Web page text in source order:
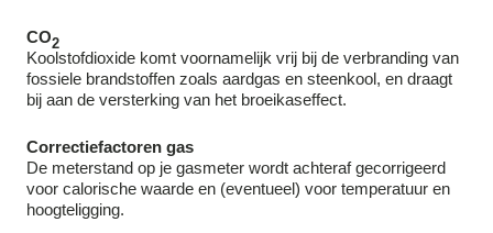
CO2
Koolstofdioxide komt voornamelijk vrij bij de verbranding van
fossiele brandstoffen zoals aardgas en steenkool, en draagt
bij aan de versterking van het broeikaseffect.
Correctiefactoren gas
De meterstand op je gasmeter wordt achteraf gecorrigeerd
voor calorische waarde en (eventueel) voor temperatuur en
hoogteligging.